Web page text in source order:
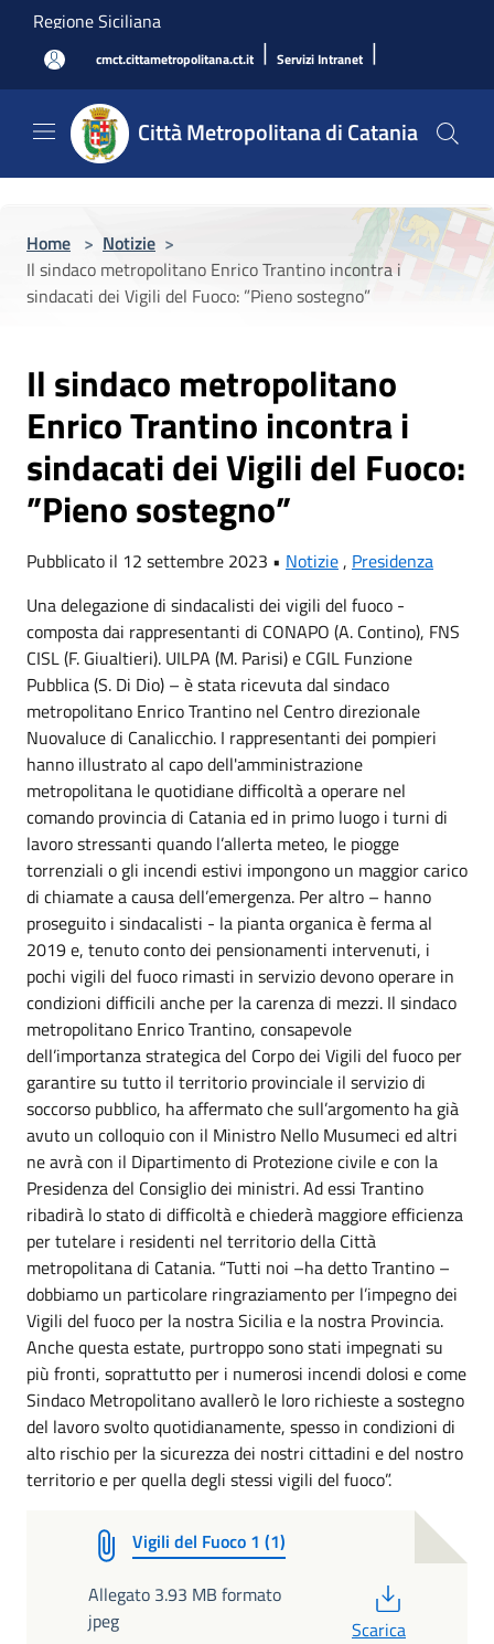
Salta al contenuto principale
Regione Siciliana
cmct.cittametropolitana.ct.it | Servizi Intranet |
Città Metropolitana di Catania
Home > Notizie >
Il sindaco metropolitano Enrico Trantino incontra i
sindacati dei Vigili del Fuoco: ”Pieno sostegno”
Il sindaco metropolitano
Enrico Trantino incontra i
sindacati dei Vigili del Fuoco:
”Pieno sostegno”
Pubblicato il 12 settembre 2023 • Notizie, Presidenza
Una delegazione di sindacalisti dei vigili del fuoco -
composta dai rappresentanti di CONAPO (A. Contino), FNS
CISL (F. Giualtieri). UILPA (M. Parisi) e CGIL Funzione
Pubblica (S. Di Dio) – è stata ricevuta dal sindaco
metropolitano Enrico Trantino nel Centro direzionale
Nuovaluce di Canalicchio. I rappresentanti dei pompieri
hanno illustrato al capo dell'amministrazione
metropolitana le quotidiane difficoltà a operare nel
comando provincia di Catania ed in primo luogo i turni di
lavoro stressanti quando l’allerta meteo, le piogge
torrenziali o gli incendi estivi impongono un maggior carico
di chiamate a causa dell’emergenza. Per altro – hanno
proseguito i sindacalisti - la pianta organica è ferma al
2019 e, tenuto conto dei pensionamenti intervenuti, i
pochi vigili del fuoco rimasti in servizio devono operare in
condizioni difficili anche per la carenza di mezzi. Il sindaco
metropolitano Enrico Trantino, consapevole
dell’importanza strategica del Corpo dei Vigili del fuoco per
garantire su tutto il territorio provinciale il servizio di
soccorso pubblico, ha affermato che sull’argomento ha già
avuto un colloquio con il Ministro Nello Musumeci ed altri
ne avrà con il Dipartimento di Protezione civile e con la
Presidenza del Consiglio dei ministri. Ad essi Trantino
ribadirà lo stato di difficoltà e chiederà maggiore efficienza
per tutelare i residenti nel territorio della Città
metropolitana di Catania. “Tutti noi –ha detto Trantino –
dobbiamo un particolare ringraziamento per l’impegno dei
Vigili del fuoco per la nostra Sicilia e la nostra Provincia.
Anche questa estate, purtroppo sono stati impegnati su
più fronti, soprattutto per i numerosi incendi dolosi e come
Sindaco Metropolitano avallerò le loro richieste a sostegno
del lavoro svolto quotidianamente, spesso in condizioni di
alto rischio per la sicurezza dei nostri cittadini e del nostro
territorio e per quella degli stessi vigili del fuoco”.
Vigili del Fuoco 1 (1)
Allegato 3.93 MB formato
jpeg
Scarica